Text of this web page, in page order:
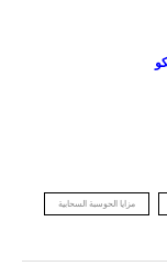
مزايا الحوسبة السحابية